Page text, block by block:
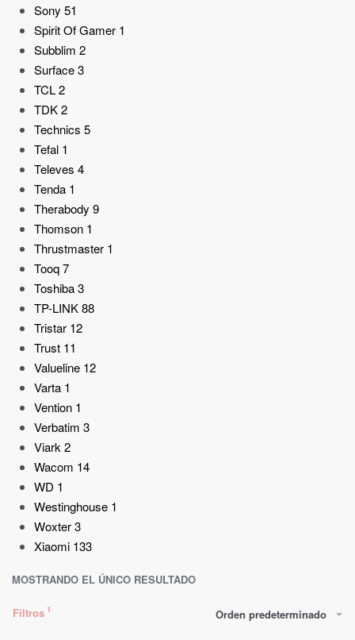
Sony 51
Spirit Of Gamer 1
Subblim 2
Surface3
TCL2
TDK2
Technics 5
Tefal 1
Televes 4
Tenda 1
Therabody 9
Thomson 1
Thrustmaster 1
Tooq7
Toshiba3
TP-LINK88
Tristar 12
Trust 11
Valueline 12
Varta 1
Vention 1
Verbatim 3
Viark2
Wacom 14
WD 1
Westinghouse 1
Woxter3
Xiaomi 133
MOSTRANDO EL ÚNICO RESULTADO
Orden predeterminado
Filtros